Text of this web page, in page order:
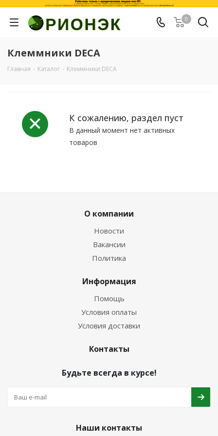
0
Клеммники DECA
Главная - Каталог - Клеммники DECA
К сожалению, раздел пуст
В данный момент нет активных
товаров
О компании
Новости
Вакансии
Политика
Информация
Помощь
Условия оплаты
Условия доставки
Контакты
Будьте всегда в курсе!
Наши контакты